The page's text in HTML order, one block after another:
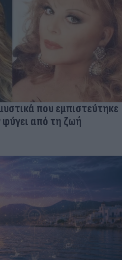
που εμπιστεύτηκε
φύγει από τη ζωή